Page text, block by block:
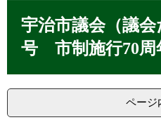
宇治市議会（議
号 市制施行70周
ページ